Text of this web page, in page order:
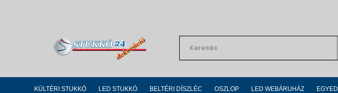
KÜLTÉRI STUKKÓ LED STUKKÓ BELTÉRI DÍSZLÉC OSZLOP LED WEBÁRUHÁZ